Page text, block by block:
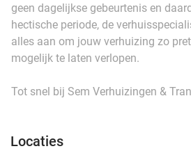
geen dagelijkse gebeurtenis en
hectische periode, de
alles aan om jouw verhuizing zo
mogelijk te laten verlopen.
Tot snel bij Sem Verhuizingen &
Locaties